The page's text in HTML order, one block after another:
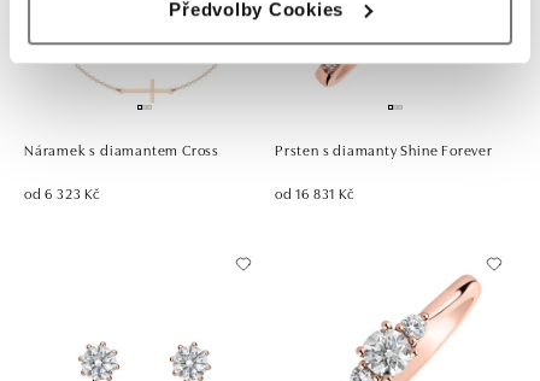
Předvolby Cookies
Náramek s diamantem Cross
od 6 323 Kč
Prsten s diamanty Shine Forever
od 16 831 Kč